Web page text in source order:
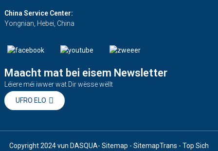
China Service Center:
Yongnian, Hebei, China
Maacht mat bei eisem Newsletter
Léiere méi iwwer wat Dir wësse wëllt
UFRO ELO
Copyright 2024 vun DASQUA- Sitemap - SitemapTrans - Top Sich